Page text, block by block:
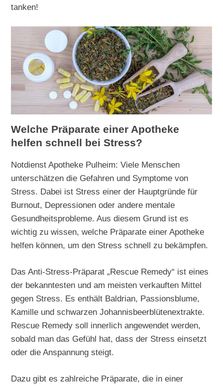
tanken!
Welche Präparate einer Apotheke
helfen schnell bei Stress?
Notdienst Apotheke Pulheim: Viele Menschen
unterschätzen die Gefahren und Symptome von
Stress. Dabei ist Stress einer der Hauptgründe für
Burnout, Depressionen oder andere mentale
Gesundheitsprobleme. Aus diesem Grund ist es
wichtig zu wissen, welche Präparate einer Apotheke
helfen können, um den Stress schnell zu bekämpfen.
Das Anti-Stress-Präparat „Rescue Remedy“ ist eines
der bekanntesten und am meisten verkauften Mittel
gegen Stress. Es enthält Baldrian, Passionsblume,
Kamille und schwarzen Johannisbeerblütenextrakte.
Rescue Remedy soll innerlich angewendet werden,
sobald man das Gefühl hat, dass der Stress einsetzt
oder die Anspannung steigt.
Dazu gibt es zahlreiche Präparate, die in einer